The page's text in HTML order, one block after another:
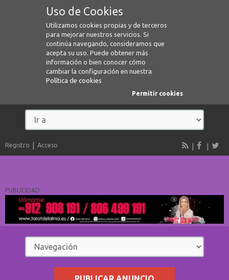
Uso de Cookies
Utilizamos cookies propias y de terceros
para mejorar nuestros servicios. Si
continúa navegando, consideramos que
acepta su uso. Puede obtener más
información o bien conocer cómo
cambiar la configuración en nuestra
Política de cookies
Permitir cookies
Registro Acceso
PUBLICIDAD